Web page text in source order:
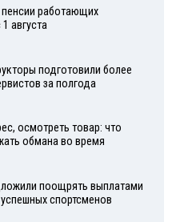
пенсии работающих
августа
подготовили более
за полгода
осмотреть товар: что
обмана во время
поощрять выплатами
спортсменов